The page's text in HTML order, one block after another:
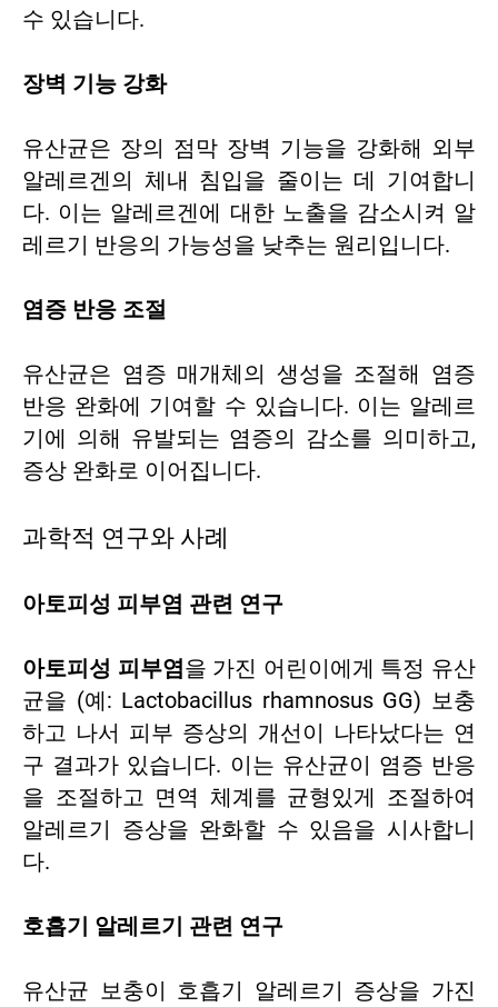
수 있습니다.
장벽 기능 강화
유산균은 장의 점막 장벽 기능을 강화해 외부
알레르겐의 체내 침입을 줄이는 데 기여합니
다. 이는 알레르겐에 대한 노출을 감소시켜 알
레르기 반응의 가능성을 낮추는 원리입니다.
염증 반응 조절
유산균은 염증 매개체의 생성을 조절해 염증
반응 완화에 기여할 수 있습니다. 이는 알레르
기에 의해 유발되는 염증의 감소를 의미하고,
증상 완화로 이어집니다.
과학적 연구와 사례
아토피성 피부염 관련 연구
아토피성 피부염을 가진 어린이에게 특정 유산
균을 (예: Lactobacillus rhamnosus GG) 보충
하고 나서 피부 증상의 개선이 나타났다는 연
구 결과가 있습니다. 이는 유산균이 염증 반응
을 조절하고 면역 체계를 균형있게 조절하여
알레르기 증상을 완화할 수 있음을 시사합니
다.
호흡기 알레르기 관련 연구
유산균 보충이 호흡기 알레르기 증상을 가진